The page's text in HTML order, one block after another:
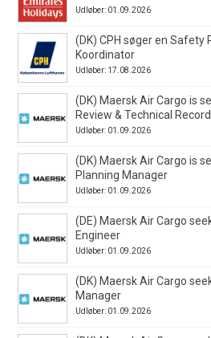
Udløber: 01.09.2026
(DK) CPH søger en Safety
Koordinator
Udløber: 17.08.2026
(DK) Maersk Air Cargo is
Review & Technical
Udløber: 01.09.2026
(DK) Maersk Air Cargo is
Planning Manager
Udløber: 01.09.2026
(DE) Maersk Air Cargo
Engineer
Udløber: 01.09.2026
(DK) Maersk Air Cargo
Manager
Udløber: 01.09.2026